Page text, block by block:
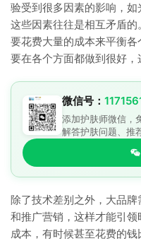
验受到很多因素的影响，如
这些因素往往是相互矛盾
要花费大量的成本来平衡
要在各个方面都做到很好，
微信号：
添加护肤师微信，
解答护肤问题、推
除了技术差别之外，大品
和推广营销，这样才能引
成本，有时候甚至花费的